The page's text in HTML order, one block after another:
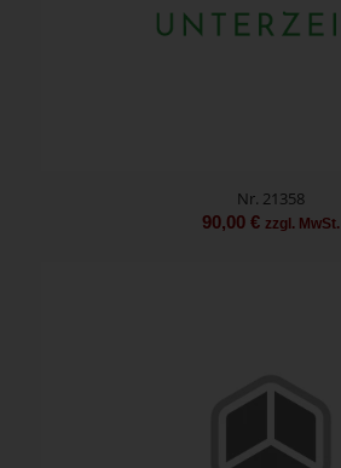
Nr. 21358
90,00 € zzgl. MwSt.